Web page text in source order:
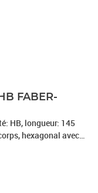
FABER-
HB, longueur: 145
hexagonal avec
fortifiée pour fixation